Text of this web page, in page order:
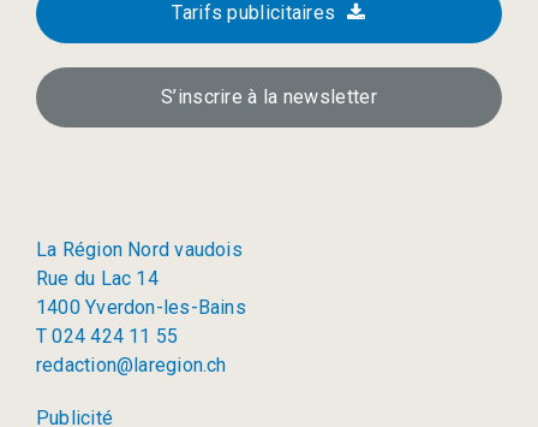
Tarifs publicitaires
S’inscrire à la newsletter
La Région Nord vaudois
Rue du Lac 14
1400 Yverdon-les-Bains
T 024 424 11 55
redaction@laregion.ch
Publicité